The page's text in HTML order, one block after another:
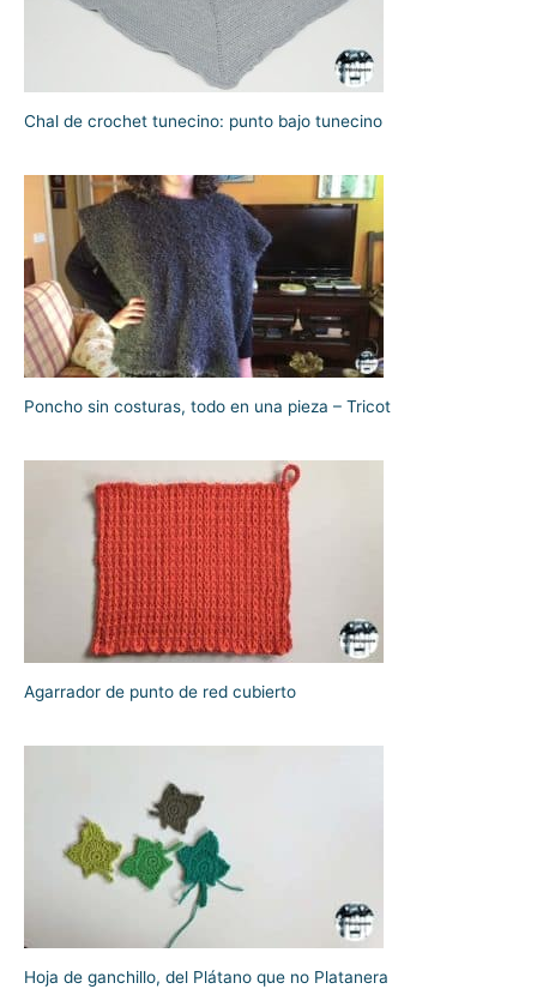
Chal de crochet tunecino: punto bajo tunecino
Poncho sin costuras, todo en una pieza – Tricot
Agarrador de punto de red cubierto
Hoja de ganchillo, del Plátano que no Platanera